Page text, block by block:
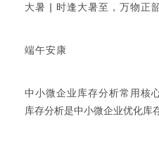
大暑 | 时逢大暑至，万物正
端午安康
中小微企业库存分析常用核
库存分析是中小微企业优化库